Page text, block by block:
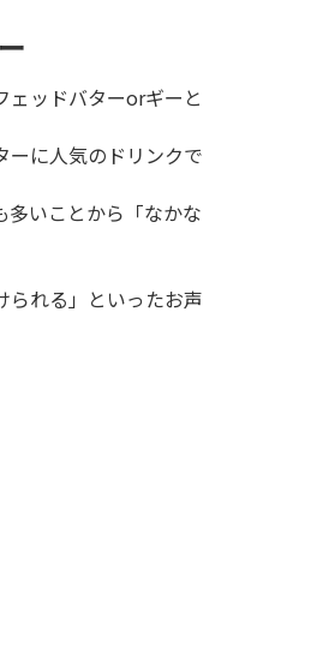
ェッドバターorギーと
ーに人気のドリンクで
多いことから「なかな
られる」といったお声